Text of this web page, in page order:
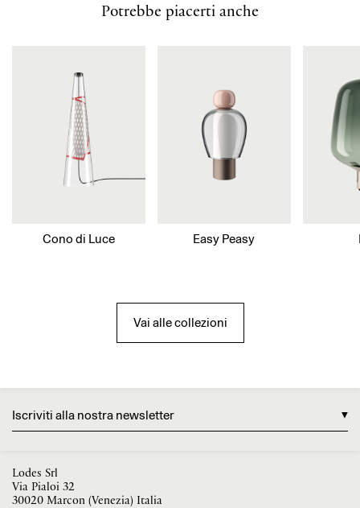
Potrebbe piacerti anche
Cono di Luce Easy Peasy
Vai alle collezioni
Iscriviti alla nostra newsletter
Lodes Srl
Via Pialoi 32
30020 Marcon (Venezia) Italia